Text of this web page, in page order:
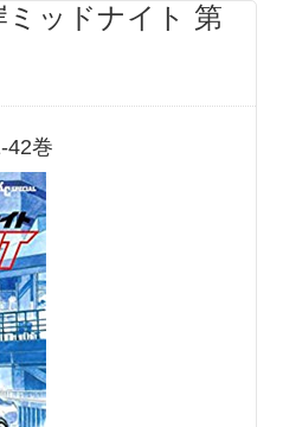
ッドナイト 第
42巻